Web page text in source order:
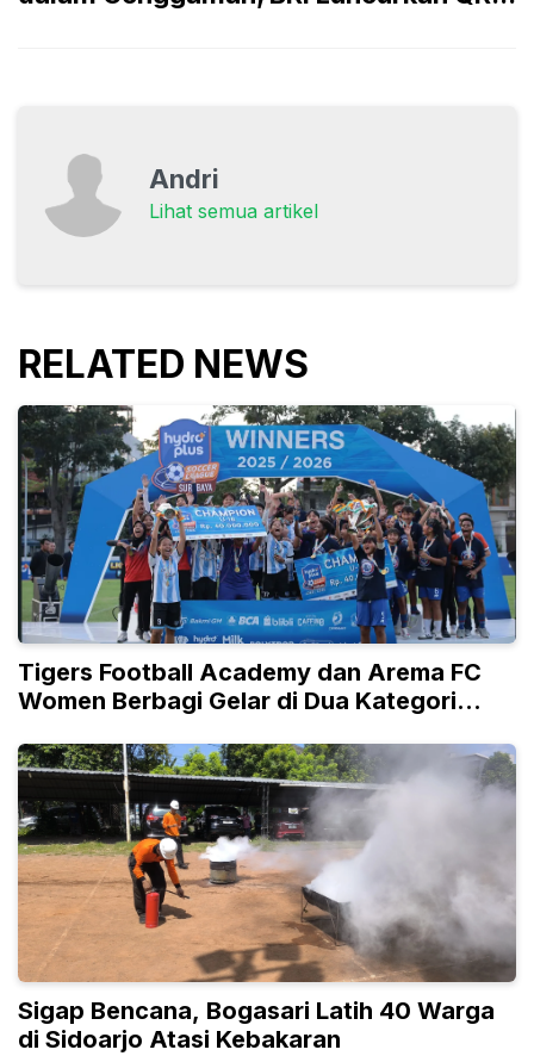
Andri
Lihat semua artikel
RELATED NEWS
Tigers Football Academy dan Arema FC
Women Berbagi Gelar di Dua Kategori
Sigap Bencana, Bogasari Latih 40 Warga
di Sidoarjo Atasi Kebakaran